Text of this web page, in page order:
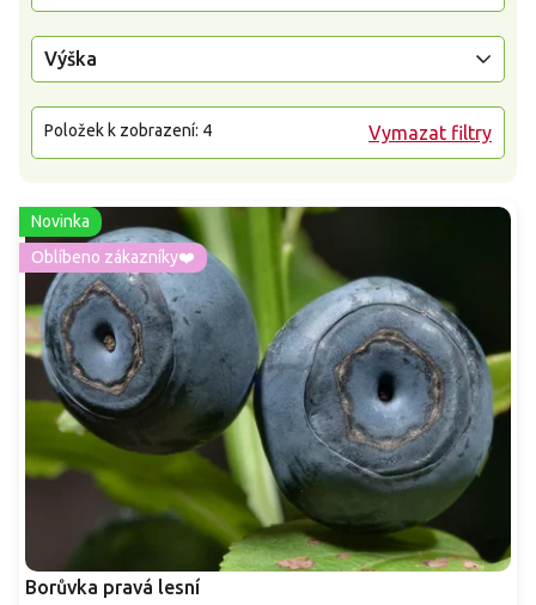
Výška
Vymazat filtry
Položek k zobrazení: 4
Novinka
Oblíbeno zákazníky❤️
Borůvka pravá lesní